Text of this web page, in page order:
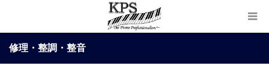
修理・整調・整音